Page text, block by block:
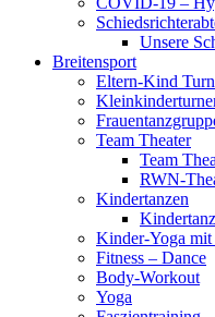
Unsere
Breitensport
Eltern-Kind
Team Theater
Team
RWN-
Kindertanzen
Kinder-Yoga
Fitness – Dance
Body-Workout
Yoga